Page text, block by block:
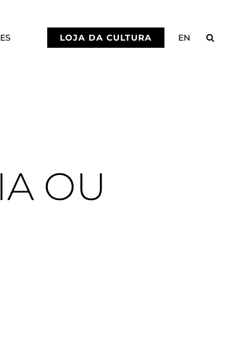
LOJA DA CULTURA EN
OU